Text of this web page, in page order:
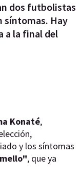
dos futbolistas
síntomas. Hay
a la final del
Konaté,
y los síntomas
, que ya